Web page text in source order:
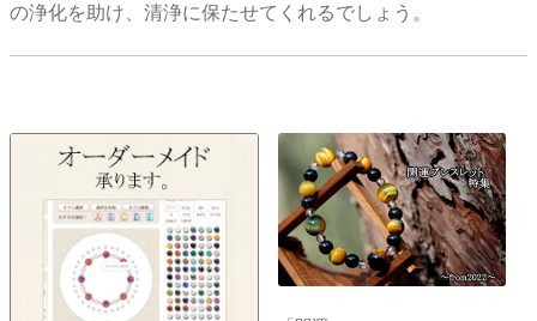
の浄化を助け、清浄に保たせてくれるでしょう。